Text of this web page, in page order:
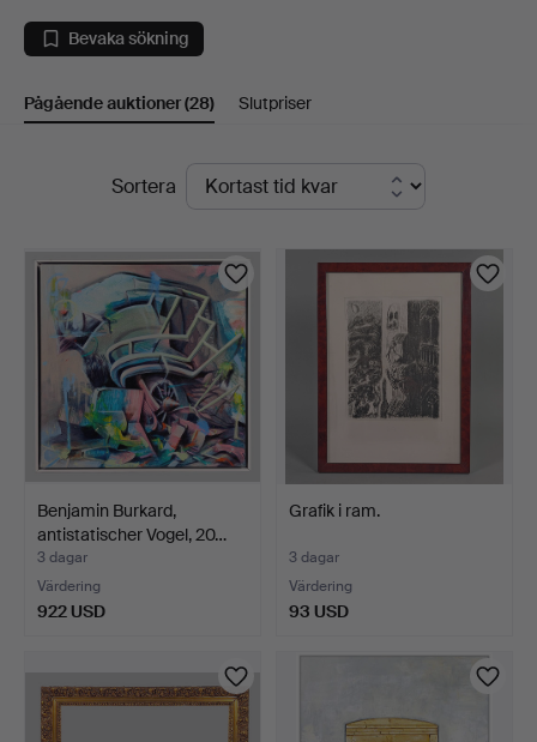
Auktionshaus
Bossard
Bevaka sökning
Pågående auktioner(28) Slutpriser
PågåendeSortera
Benjamin Burkard,
antistatischer Vogel, 20…
3 dagar
Värdering
922 USD
Grafik i ram.
3 dagar
Värdering
93 USD